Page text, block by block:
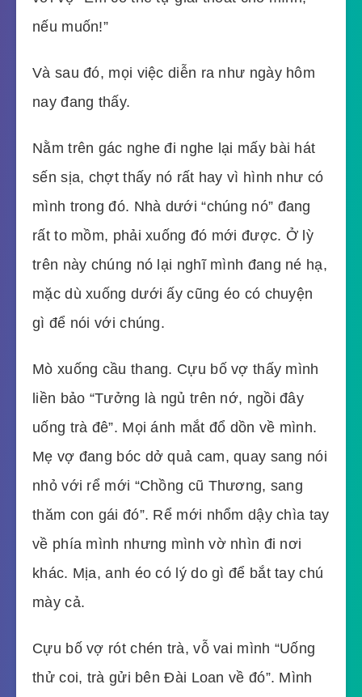
nếu muốn!”
Và sau đó, mọi việc diễn ra như ngày hôm
nay đang thấy.
Nằm trên gác nghe đi nghe lại mấy bài hát
sến sịa, chợt thấy nó rất hay vì hình như có
mình trong đó. Nhà dưới “chúng nó” đang
rất to mồm, phải xuống đó mới được. Ở lỳ
trên này chúng nó lại nghĩ mình đang né hạ,
mặc dù xuống dưới ấy cũng éo có chuyện
gì để nói với chúng.
Mò xuống cầu thang. Cựu bố vợ thấy mình
liền bảo “Tưởng là ngủ trên nớ, ngồi đây
uống trà đê”. Mọi ánh mắt đổ dồn về mình.
Mẹ vợ đang bóc dở quả cam, quay sang nói
nhỏ với rể mới “Chồng cũ Thương, sang
thăm con gái đó”. Rể mới nhổm dậy chìa tay
về phía mình nhưng mình vờ nhìn đi nơi
khác. Mịa, anh éo có lý do gì để bắt tay chú
mày cả.
Cựu bố vợ rót chén trà, vỗ vai mình “Uống
thử coi, trà gửi bên Đài Loan về đó”. Mình